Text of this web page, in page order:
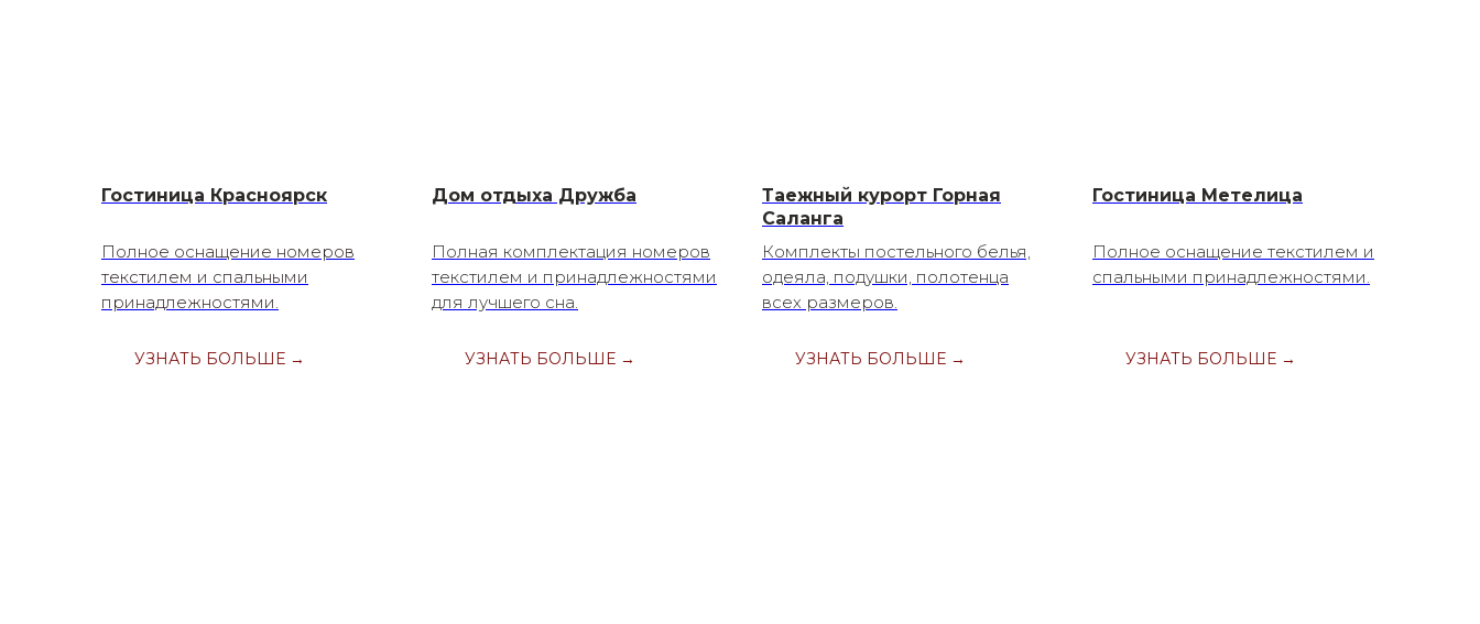
Гостиница Красноярск
Полное оснащение номеров
текстилем и спальными
принадлежностями.
УЗНАТЬ БОЛЬШЕ →
Дом отдыха Дружба
Полная комплектация номеров
текстилем и принадлежностями
для лучшего сна.
УЗНАТЬ БОЛЬШЕ →
Таежный курорт Горная
Саланга
Комплекты постельного белья,
одеяла, подушки, полотенца
всех размеров.
УЗНАТЬ БОЛЬШЕ →
Гостиница Метелица
Полное оснащение текстилем и
спальными принадлежностями.
УЗНАТЬ БОЛЬШЕ →